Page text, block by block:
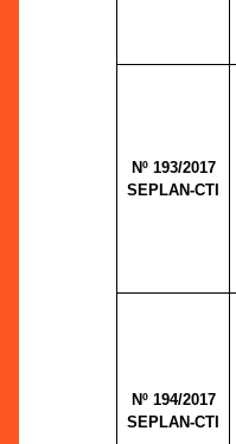
Nº 193/2017
SEPLAN-CTI
Nº 194/2017
SEPLAN-CTI